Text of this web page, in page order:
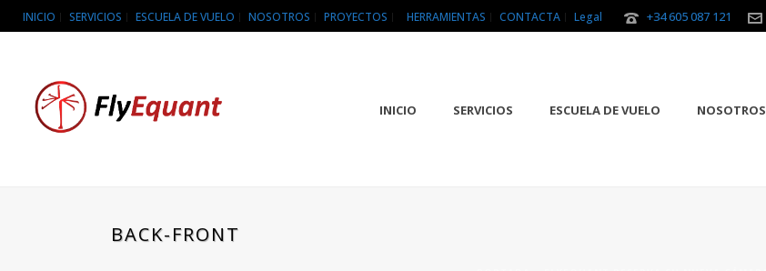
INICIO SERVICIOS ESCUELA DE VUELO NOSOTROS PROYECTOS HERRAMIENTAS CONTACTA Legal +34 605 087 121
INICIO SERVICIOS ESCUELA DE VUELO NOSOTROS
BACK-FRONT